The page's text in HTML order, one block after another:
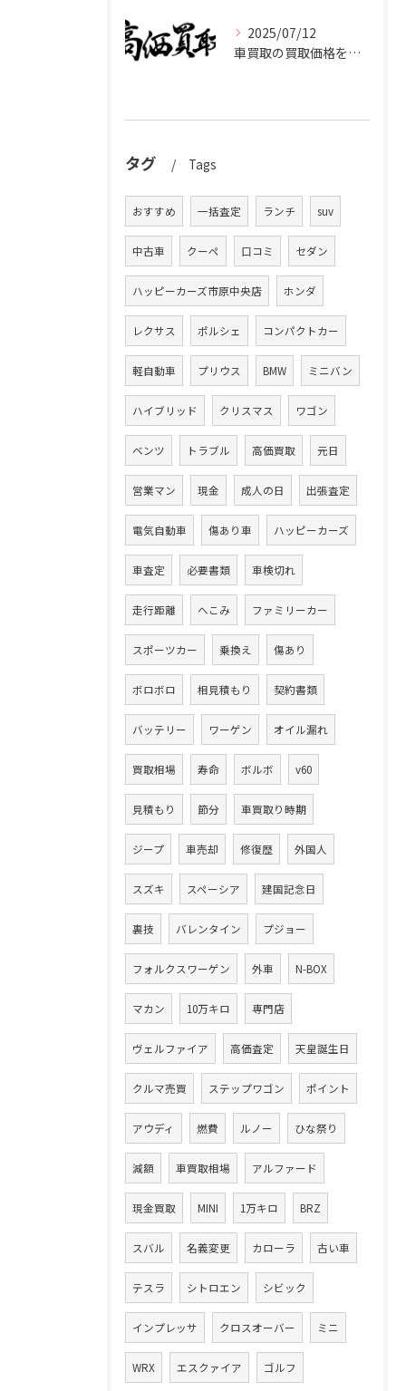
2025/07/12
車買取の買取価格を千葉県市原市で高くするための業者選びと査定比較ポイント
タグ Tags
おすすめ 一括査定 ランチ suv
中古車 クーペ 口コミ セダン
ハッピーカーズ市原中央店 ホンダ
レクサス ポルシェ コンパクトカー
軽自動車 プリウス BMW ミニバン
ハイブリッド クリスマス ワゴン
ベンツ トラブル 高価買取 元日
営業マン 現金 成人の日 出張査定
電気自動車 傷あり車 ハッピーカーズ
車査定 必要書類 車検切れ
走行距離 へこみ ファミリーカー
スポーツカー 乗換え 傷あり
ボロボロ 相見積もり 契約書類
バッテリー ワーゲン オイル漏れ
買取相場 寿命 ボルボ v60
見積もり 節分 車買取り時期
ジープ 車売却 修復歴 外国人
スズキ スペーシア 建国記念日
裏技 バレンタイン プジョー
フォルクスワーゲン 外車 N-BOX
マカン 10万キロ 専門店
ヴェルファイア 高価査定 天皇誕生日
クルマ売買 ステップワゴン ポイント
アウディ 燃費 ルノー ひな祭り
減額 車買取相場 アルファード
現金買取 MINI 1万キロ BRZ
スバル 名義変更 カローラ 古い車
テスラ シトロエン シビック
インプレッサ クロスオーバー ミニ
WRX エスクァイア ゴルフ